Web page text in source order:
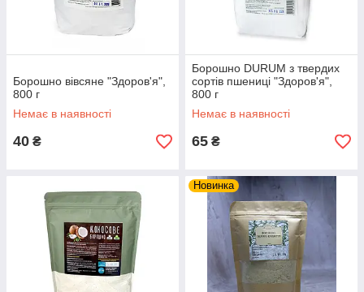
Борошно вівсяне "Здоров'я",
800 г
Немає в наявності
40 ₴
Борошно DURUM з твердих
сортів пшениці "Здоров'я",
800 г
Немає в наявності
65 ₴
Новинка